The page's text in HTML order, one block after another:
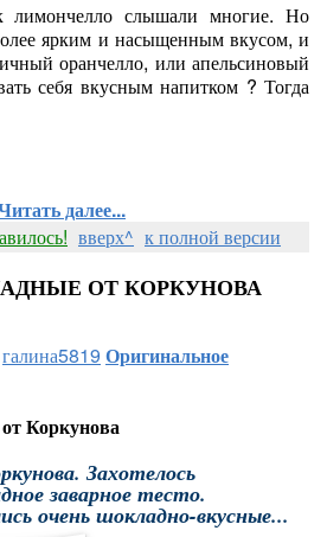
лимончелло слышали многие. Но
ярким и насыщенным вкусом, и
оранчелло, или апельсиновый
себя вкусным напитком ? Тогда
далее...
вверх^ к полной версии
ОТ КОРКУНОВА
галина5819 Оригинальное
Коркунова
Захотелось
заварное тесто.
очень шокладно-вкусные...